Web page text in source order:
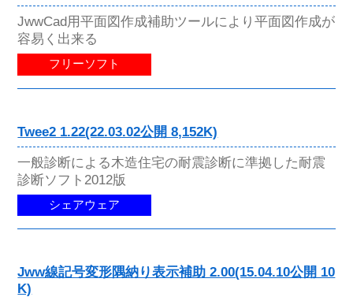
JwwCad用平面図作成補助ツールにより平面図作成が
容易く出来る
フリーソフト
Twee2 1.22(22.03.02公開 8,152K)
一般診断による木造住宅の耐震診断に準拠した耐震
診断ソフト2012版
シェアウェア
Jww線記号変形隅納り表示補助 2.00(15.04.10公開 10
K)